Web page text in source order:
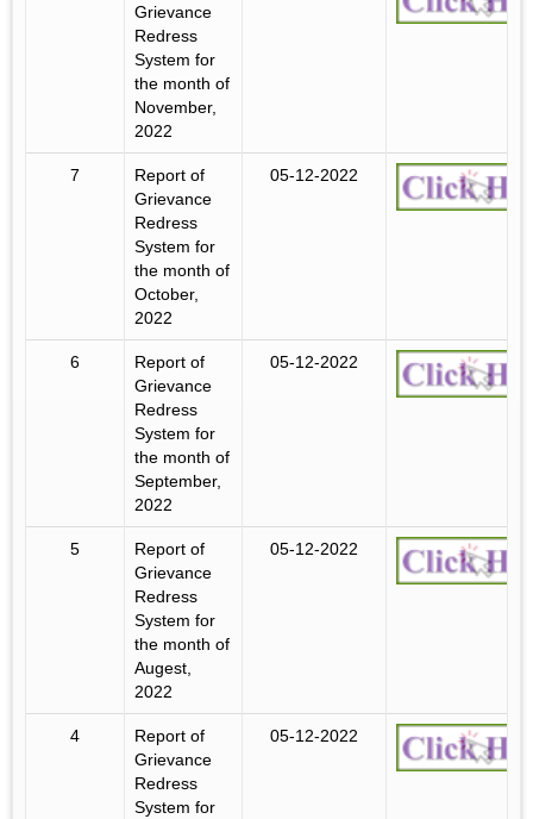
Grievance
Redress
System for
the month of
November,
2022
7
Report of
Grievance
Redress
System for
the month of
October,
2022
05-12-2022
6
Report of
Grievance
Redress
System for
the month of
September,
2022
05-12-2022
5
Report of
Grievance
Redress
System for
the month of
Augest,
2022
05-12-2022
4
Report of
Grievance
Redress
System for
05-12-2022